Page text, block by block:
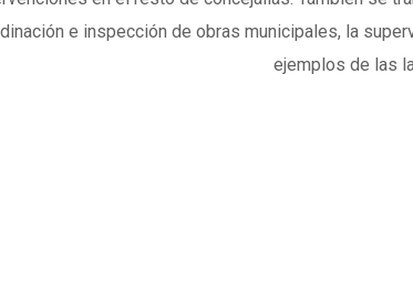
e inspección de obras municipales, la
ejemplos de las